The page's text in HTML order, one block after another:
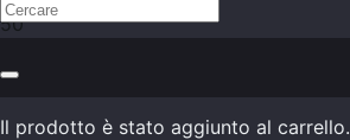
Il prodotto è stato aggiunto al carrello.